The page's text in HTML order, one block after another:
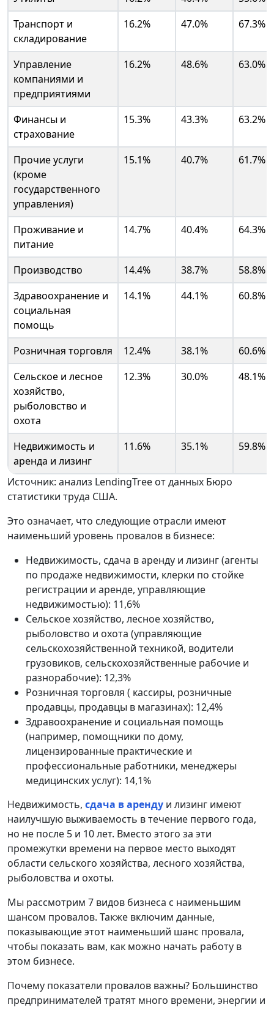
Транспорт и
складирование
16.2% 47.0% 67.3%
Управление
компаниями и
предприятиями
16.2% 48.6% 63.0%
Финансы и
страхование
15.3% 43.3% 63.2%
Прочие услуги
(кроме
государственного
управления)
15.1% 40.7% 61.7%
Проживание и
питание
14.7% 40.4% 64.3%
Производство 14.4% 38.7%
58.8%
Здравоохранение и
социальная
помощь
14.1% 44.1% 60.8%
Розничная торговля 12.4% 38.1%
60.6%
Сельское и лесное
хозяйство,
рыболовство и
охота
12.3% 30.0% 48.1%
Недвижимость и
аренда и лизинг
11.6% 35.1% 59.8%
Источник: анализ LendingTree от данных Бюро
статистики труда США.
Это означает, что следующие отрасли имеют
наименьший уровень провалов в бизнесе:
Недвижимость, сдача в аренду и лизинг (агенты
по продаже недвижимости, клерки по стойке
регистрации и аренде, управляющие
недвижимостью): 11,6%
Сельское хозяйство, лесное хозяйство,
рыболовство и охота (управляющие
сельскохозяйственной техникой, водители
грузовиков, сельскохозяйственные рабочие и
разнорабочие): 12,3%
Розничная торговля ( кассиры, розничные
продавцы, продавцы в магазинах): 12,4%
Здравоохранение и социальная помощь
(например, помощники по дому,
лицензированные практические и
профессиональные работники, менеджеры
медицинских услуг): 14,1%
Недвижимость, сдача в аренду и лизинг имеют
наилучшую выживаемость в течение первого года,
но не после 5 и 10 лет. Вместо этого за эти
промежутки времени на первое место выходят
области сельского хозяйства, лесного хозяйства,
рыболовства и охоты.
Мы рассмотрим 7 видов бизнеса с наименьшим
шансом провалов. Также включим данные,
показывающие этот наименьший шанс провала,
чтобы показать вам, как можно начать работу в
этом бизнесе.
Почему показатели провалов важны? Большинство
предпринимателей тратят много времени, энергии и